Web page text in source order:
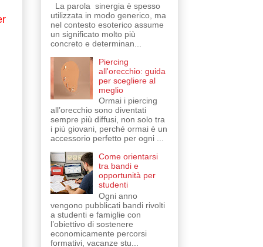
La parola sinergia è spesso
utilizzata in modo generico, ma
nel contesto esoterico assume
un significato molto più
concreto e determinan...
Piercing
all'orecchio: guida
per scegliere al
meglio
Ormai i piercing
all’orecchio sono diventati
sempre più diffusi, non solo tra
i più giovani, perché ormai è un
accessorio perfetto per ogni ...
Come orientarsi
tra bandi e
opportunità per
studenti
Ogni anno
vengono pubblicati bandi rivolti
a studenti e famiglie con
l’obiettivo di sostenere
economicamente percorsi
formativi, vacanze stu...